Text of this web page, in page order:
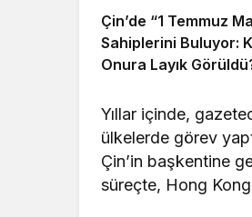
Çin’de “1 Temmuz
Sahiplerini Buluyor:
Onura Layık
Yıllar içinde,
ülkelerde görev
Çin’in başkentine
süreçte, Hong